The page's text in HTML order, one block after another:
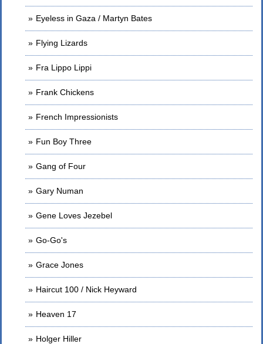
Eyeless in Gaza / Martyn Bates
Flying Lizards
Fra Lippo Lippi
Frank Chickens
French Impressionists
Fun Boy Three
Gang of Four
Gary Numan
Gene Loves Jezebel
Go-Go's
Grace Jones
Haircut 100 / Nick Heyward
Heaven 17
Holger Hiller